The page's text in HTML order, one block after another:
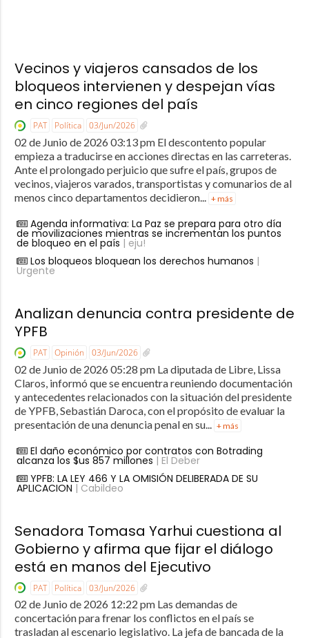
Vecinos y viajeros cansados de los
bloqueos intervienen y despejan vías
en cinco regiones del país
PAT Política 03/Jun/2026
02 de Junio de 2026 03:13 pm El descontento popular
empieza a traducirse en acciones directas en las carreteras.
Ante el prolongado perjuicio que sufre el país, grupos de
vecinos, viajeros varados, transportistas y comunarios de al
menos cinco departamentos decidieron...
+ más
Agenda informativa: La Paz se prepara para otro día
de movilizaciones mientras se incrementan los puntos
de bloqueo en el país | eju!
Los bloqueos bloquean los derechos humanos |
Urgente
Analizan denuncia contra presidente de
YPFB
PAT Opinión 03/Jun/2026
02 de Junio de 2026 05:28 pm La diputada de Libre, Lissa
Claros, informó que se encuentra reuniendo documentación
y antecedentes relacionados con la situación del presidente
de YPFB, Sebastián Daroca, con el propósito de evaluar la
presentación de una denuncia penal en su...
+ más
El daño económico por contratos con Botrading
alcanza los $us 857 millones | El Deber
YPFB: LA LEY 466 Y LA OMISIÓN DELIBERADA DE SU
APLICACION | Cabildeo
Senadora Tomasa Yarhui cuestiona al
Gobierno y afirma que fijar el diálogo
está en manos del Ejecutivo
PAT Política 03/Jun/2026
02 de Junio de 2026 12:22 pm Las demandas de
concertación para frenar los conflictos en el país se
trasladan al escenario legislativo. La jefa de bancada de la